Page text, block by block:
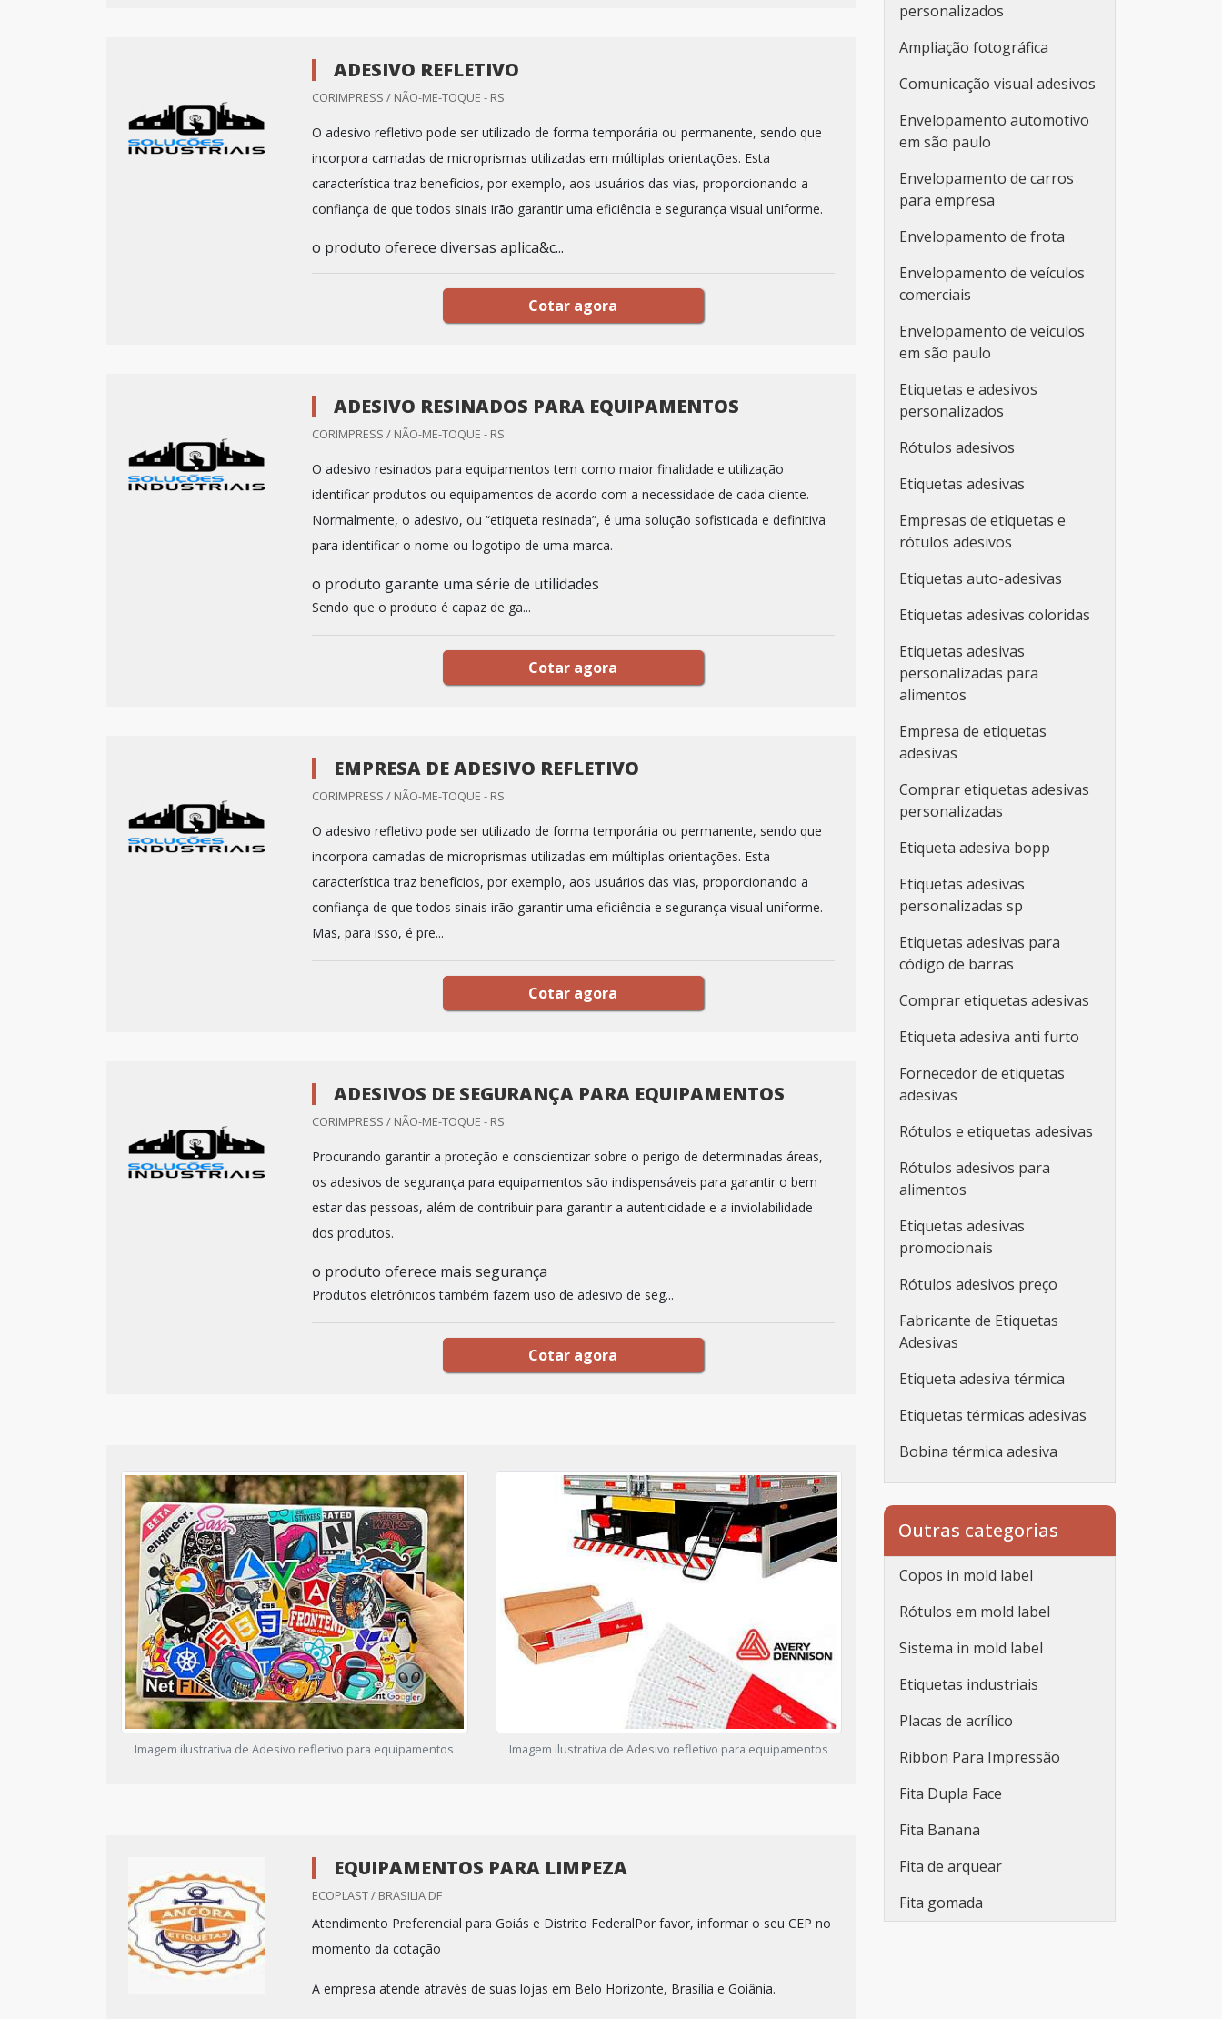
ADESIVO REFLETIVO
CORIMPRESS / NÃO-ME-TOQUE - RS
O adesivo refletivo pode ser utilizado de forma temporária ou permanente, sendo que
incorpora camadas de microprismas utilizadas em múltiplas orientações. Esta
característica traz benefícios, por exemplo, aos usuários das vias, proporcionando a
confiança de que todos sinais irão garantir uma eficiência e segurança visual uniforme.
o produto oferece diversas aplica&c...
Cotar agora
ADESIVO RESINADOS PARA EQUIPAMENTOS
CORIMPRESS / NÃO-ME-TOQUE - RS
O adesivo resinados para equipamentos tem como maior finalidade e utilização
identificar produtos ou equipamentos de acordo com a necessidade de cada cliente.
Normalmente, o adesivo, ou “etiqueta resinada”, é uma solução sofisticada e definitiva
para identificar o nome ou logotipo de uma marca.
o produto garante uma série de utilidades
Sendo que o produto é capaz de ga...
Cotar agora
EMPRESA DE ADESIVO REFLETIVO
CORIMPRESS / NÃO-ME-TOQUE - RS
O adesivo refletivo pode ser utilizado de forma temporária ou permanente, sendo que
incorpora camadas de microprismas utilizadas em múltiplas orientações. Esta
característica traz benefícios, por exemplo, aos usuários das vias, proporcionando a
confiança de que todos sinais irão garantir uma eficiência e segurança visual uniforme.
Mas, para isso, é pre...
Cotar agora
ADESIVOS DE SEGURANÇA PARA EQUIPAMENTOS
CORIMPRESS / NÃO-ME-TOQUE - RS
Procurando garantir a proteção e conscientizar sobre o perigo de determinadas áreas,
os adesivos de segurança para equipamentos são indispensáveis para garantir o bem
estar das pessoas, além de contribuir para garantir a autenticidade e a inviolabilidade
dos produtos.
o produto oferece mais segurança
Produtos eletrônicos também fazem uso de adesivo de seg...
Cotar agora
Imagem ilustrativa de Adesivo refletivo para equipamentos Imagem ilustrativa de Adesivo refletivo para equipamentos
EQUIPAMENTOS PARA LIMPEZA
ECOPLAST / BRASILIA DF
Atendimento Preferencial para Goiás e Distrito FederalPor favor, informar o seu CEP no
momento da cotação
A empresa atende através de suas lojas em Belo Horizonte, Brasília e Goiânia.
personalizados
Ampliação fotográfica
Comunicação visual adesivos
Envelopamento automotivo
em são paulo
Envelopamento de carros
para empresa
Envelopamento de frota
Envelopamento de veículos
comerciais
Envelopamento de veículos
em são paulo
Etiquetas e adesivos
personalizados
Rótulos adesivos
Etiquetas adesivas
Empresas de etiquetas e
rótulos adesivos
Etiquetas auto-adesivas
Etiquetas adesivas coloridas
Etiquetas adesivas
personalizadas para
alimentos
Empresa de etiquetas
adesivas
Comprar etiquetas adesivas
personalizadas
Etiqueta adesiva bopp
Etiquetas adesivas
personalizadas sp
Etiquetas adesivas para
código de barras
Comprar etiquetas adesivas
Etiqueta adesiva anti furto
Fornecedor de etiquetas
adesivas
Rótulos e etiquetas adesivas
Rótulos adesivos para
alimentos
Etiquetas adesivas
promocionais
Rótulos adesivos preço
Fabricante de Etiquetas
Adesivas
Etiqueta adesiva térmica
Etiquetas térmicas adesivas
Bobina térmica adesiva
Etiqueta adesiva
personalizada
Etiqueta adesiva
personalizada rolo
Adesivos personalizados
adesivas promocionais
Etiqueta adesiva redonda
personalizado
Etiqueta adesiva branca
Etiqueta adesiva branca a4
Lacre de segurança adesivo
Outras categorias
Copos in mold label
Rótulos em mold label
Sistema in mold label
Etiquetas industriais
Placas de acrílico
Ribbon Para Impressão
Fita Dupla Face
Fita Banana
Fita de arquear
Fita gomada